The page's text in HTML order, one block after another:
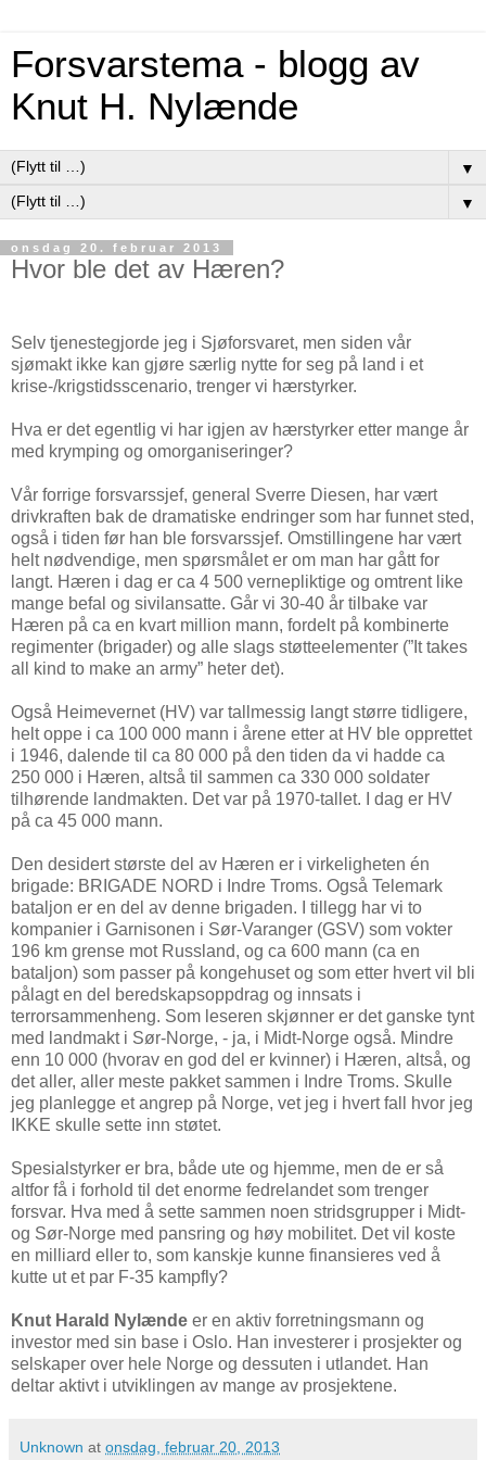
Forsvarstema - blogg av
Knut H. Nylænde
▼
▼
onsdag 20. februar 2013
Hvor ble det av Hæren?
Selv tjenestegjorde jeg i Sjøforsvaret, men siden vår
sjømakt ikke kan gjøre særlig nytte for seg på land i et
krise-/krigstidsscenario, trenger vi hærstyrker.
Hva er det egentlig vi har igjen av hærstyrker etter mange år
med krymping og omorganiseringer?
Vår forrige forsvarssjef, general Sverre Diesen, har vært
drivkraften bak de dramatiske endringer som har funnet sted,
også i tiden før han ble forsvarssjef. Omstillingene har vært
helt nødvendige, men spørsmålet er om man har gått for
langt. Hæren i dag er ca 4 500 vernepliktige og omtrent like
mange befal og sivilansatte. Går vi 30-40 år tilbake var
Hæren på ca en kvart million mann, fordelt på kombinerte
regimenter (brigader) og alle slags støtteelementer (”It takes
all kind to make an army” heter det).
Også Heimevernet (HV) var tallmessig langt større tidligere,
helt oppe i ca 100 000 mann i årene etter at HV ble opprettet
i 1946, dalende til ca 80 000 på den tiden da vi hadde ca
250 000 i Hæren, altså til sammen ca 330 000 soldater
tilhørende landmakten. Det var på 1970-tallet. I dag er HV
på ca 45 000 mann.
Den desidert største del av Hæren er i virkeligheten én
brigade: BRIGADE NORD i Indre Troms. Også Telemark
bataljon er en del av denne brigaden. I tillegg har vi to
kompanier i Garnisonen i Sør-Varanger (GSV) som vokter
196 km grense mot Russland, og ca 600 mann (ca en
bataljon) som passer på kongehuset og som etter hvert vil bli
pålagt en del beredskapsoppdrag og innsats i
terrorsammenheng. Som leseren skjønner er det ganske tynt
med landmakt i Sør-Norge, - ja, i Midt-Norge også. Mindre
enn 10 000 (hvorav en god del er kvinner) i Hæren, altså, og
det aller, aller meste pakket sammen i Indre Troms. Skulle
jeg planlegge et angrep på Norge, vet jeg i hvert fall hvor jeg
IKKE skulle sette inn støtet.
Spesialstyrker er bra, både ute og hjemme, men de er så
altfor få i forhold til det enorme fedrelandet som trenger
forsvar. Hva med å sette sammen noen stridsgrupper i Midt-
og Sør-Norge med pansring og høy mobilitet. Det vil koste
en milliard eller to, som kanskje kunne finansieres ved å
kutte ut et par F-35 kampfly?
Knut Harald Nylænde er en aktiv forretningsmann og
investor med sin base i Oslo. Han investerer i prosjekter og
selskaper over hele Norge og dessuten i utlandet. Han
deltar aktivt i utviklingen av mange av prosjektene.
Unknown at onsdag, februar 20, 2013